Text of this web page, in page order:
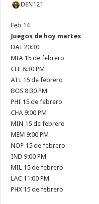
DEN121
Feb 14
Juegos de hoy martes
DAL 20:30
MIA 15 de febrero
CLE 8:30 PM
ATL 15 de febrero
BOS 8:30 PM
PHI 15 de febrero
CHA 9:00 PM
MIN 15 de febrero
MEM 9:00 PM
NOP 15 de febrero
IND 9:00 PM
MIL 15 de febrero
LAC 11:00 PM
PHX 15 de febrero